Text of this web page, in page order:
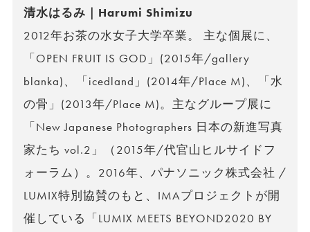
清水はるみ｜Harumi Shimizu
2012年お茶の水女子大学卒業。 主な個展に、
「OPEN FRUIT IS GOD」(2015年/gallery
blanka)、「icedland」(2014年/Place M)、「水
の骨」(2013年/Place M)。主なグループ展に
「New Japanese Photographers 日本の新進写真
家たち vol.2」（2015年/代官山ヒルサイドフ
ォーラム）。2016年、パナソニック株式会社 /
LUMIX特別協賛のもと、IMAプロジェクトが開
催している「LUMIX MEETS BEYOND2020 BY